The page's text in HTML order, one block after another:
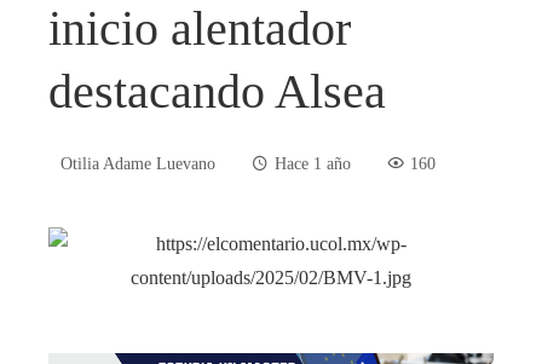
inicio alentador
destacando Alsea
Otilia Adame Luevano Hace 1 año 160